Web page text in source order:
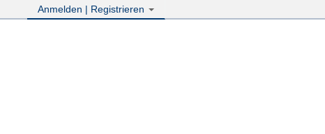
Anmelden | Registrieren